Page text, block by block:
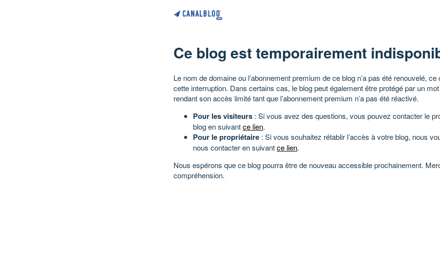
Ce blog est temporairement
Le nom de domaine ou l’abonnement premium de ce blog n’a pas été renouvelé, ce
cette interruption. Dans certains cas, le blog peut également être protégé par un
rendant son accès limité tant que l’abonnement premium n’a pas été réactivé.
Pour les visiteurs : Si vous avez des questions, vous pouvez contacter le
blog en suivantce lien.
Pour le propriétaire : Si vous souhaitez rétablir l’accès à votre blog, nous
nous contacter en suivantce lien.
Nous espérons que ce blog pourra être de nouveau accessible prochainement.
compréhension.